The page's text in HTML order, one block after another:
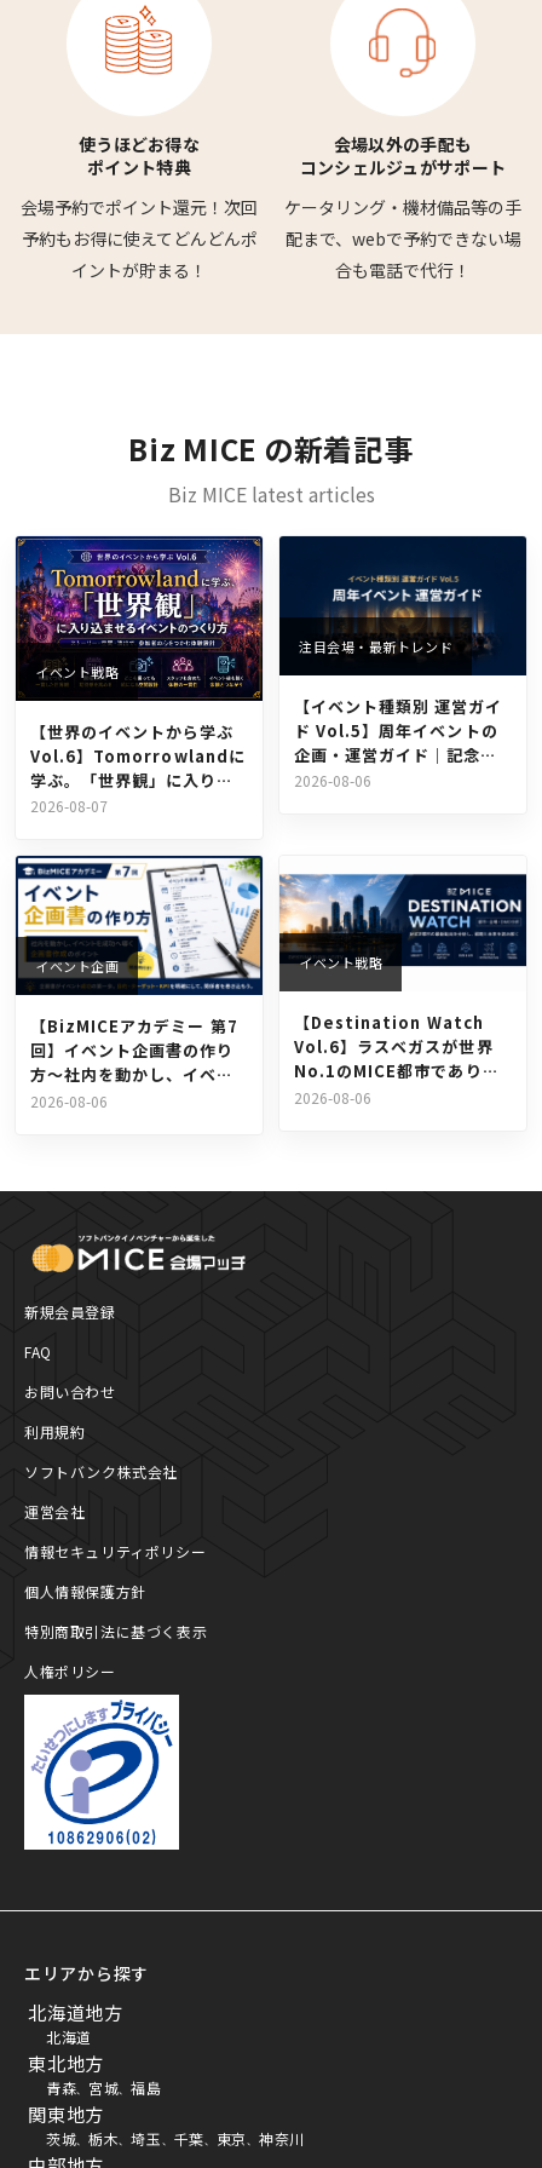
使うほどお得な
ポイント特典
会場予約でポイント還元！ 次回
予約もお得に使えて どんどんポ
イントが貯まる！
会場以外の手配も
コンシェルジュがサポート
ケータリング・機材備品等の手
配まで、webで予約できない場
合も電話で代行！
Biz MICE の新着記事
Biz MICE latest articles
イベント戦略
【世界のイベントから学ぶ
Vol.6】Tomorrowlandに
学ぶ。「世界観」に入り込
ませるイベントのつくり方
2026-08-07
注目会場・最新トレンド
【イベント種類別 運営ガイ
ド Vol.5】周年イベントの
企画・運営ガイド｜記念式
典を成功させるポイントと
2026-08-06
イベント企画
【BizMICEアカデミー 第7
回】イベント企画書の作り
方〜社内を動かし、イベン
トを成功へ導く企画書作成
2026-08-06
イベント戦略
【Destination Watch
Vol.6】ラスベガスが世界
No.1のMICE都市であり続
ける理由〜「展示会」を都
2026-08-06
新規会員登録
FAQ
お問い合わせ
利用規約
ソフトバンク株式会社
運営会社
情報セキュリティポリシー
個人情報保護方針
特別商取引法に基づく表示
人権ポリシー
エリアから探す
北海道地方
北海道
東北地方
青森、 宮城、 福島
関東地方
茨城、 栃木、 埼玉、 千葉、 東京、 神奈川